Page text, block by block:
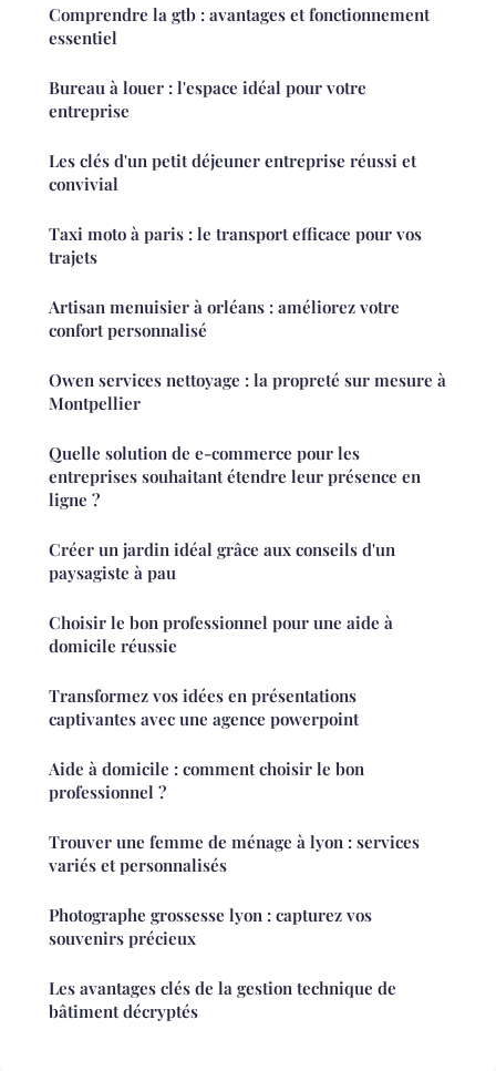
Comprendre la gtb : avantages et fonctionnement
essentiel
Bureau à louer : l'espace idéal pour votre
entreprise
Les clés d'un petit déjeuner entreprise réussi et
convivial
Taxi moto à paris : le transport efficace pour vos
trajets
Artisan menuisier à orléans : améliorez votre
confort personnalisé
Owen services nettoyage : la propreté sur mesure à
Montpellier
Quelle solution de e-commerce pour les
entreprises souhaitant étendre leur présence en
ligne ?
Créer un jardin idéal grâce aux conseils d'un
paysagiste à pau
Choisir le bon professionnel pour une aide à
domicile réussie
Transformez vos idées en présentations
captivantes avec une agence powerpoint
Aide à domicile : comment choisir le bon
professionnel ?
Trouver une femme de ménage à lyon : services
variés et personnalisés
Photographe grossesse lyon : capturez vos
souvenirs précieux
Les avantages clés de la gestion technique de
bâtiment décryptés